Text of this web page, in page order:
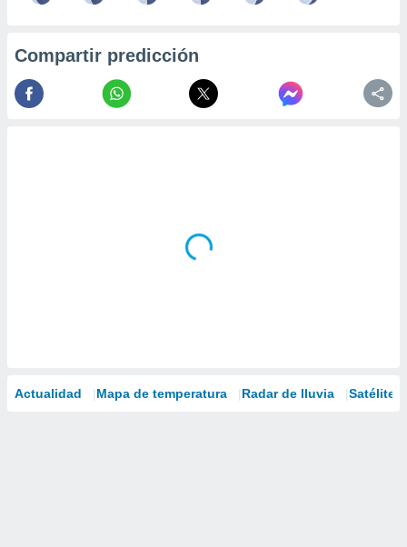
Compartir predicción
Actualidad Mapa de temperatura Radar de lluvia Satélites